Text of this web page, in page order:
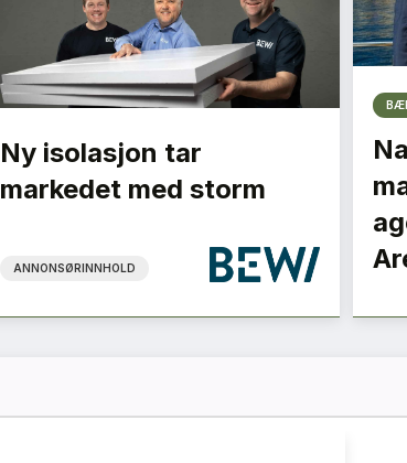
Ny isolasjon tar
markedet med storm
ANNONSØRINNHOLD